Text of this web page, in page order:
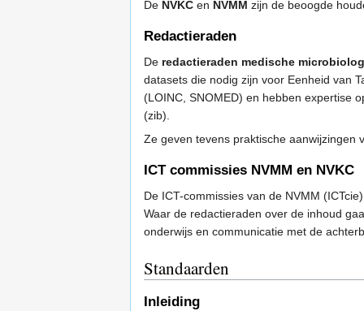
De NVKC en NVMM zijn de beoogde
Redactieraden
De redactieraden medische
datasets die nodig zijn voor Eenheid van
(LOINC, SNOMED) en hebben expertise
(zib).
Ze geven tevens praktische aanwijzingen
ICT commissies NVMM en NVKC
De ICT-commissies van de NVMM
Waar de redactieraden over de inhoud
onderwijs en communicatie met de
Standaarden
Inleiding